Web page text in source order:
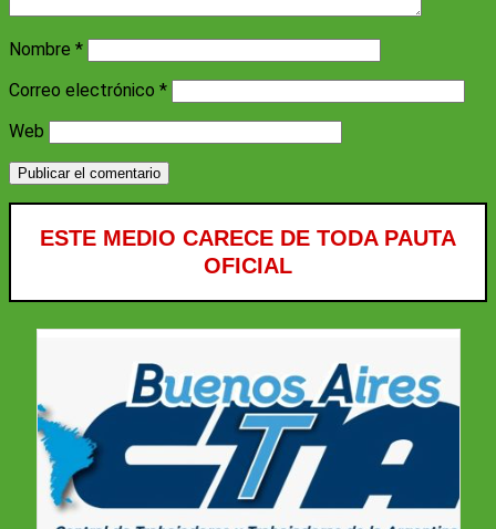
Nombre *
Correo electrónico *
Web
ESTE MEDIO CARECE DE TODA PAUTA
OFICIAL